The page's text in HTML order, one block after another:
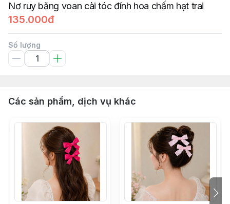
Nơ ruy băng voan cài tóc đính hoa chấm hạt trai
135.000đ
Số lượng
Các sản phẩm, dịch vụ khác